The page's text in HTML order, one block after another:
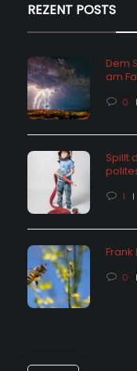
REZENT POSTS
Dem
am
0
Spillt
1
0